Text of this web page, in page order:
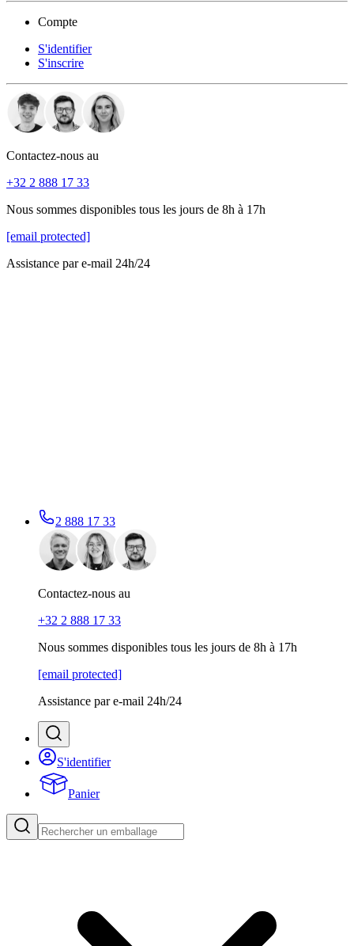
Compte
S'identifier
S'inscrire
Contactez-nous au
+32 2 888 17 33
Nous sommes disponibles tous les jours de 8h à 17h
[email protected]
Assistance par e-mail 24h/24
2 888 17 33
Contactez-nous au
+32 2 888 17 33
Nous sommes disponibles tous les jours de 8h à 17h
[email protected]
Assistance par e-mail 24h/24
S'identifier
Panier